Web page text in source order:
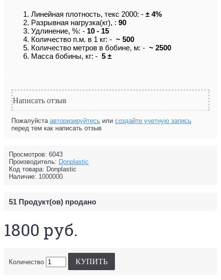
Линейная плотность, текс 2000: - ± 4%
Разрывная нагрузка(кг), : 90
Удлинение, %: - 10 - 15
Количество п.м. в 1 кг: - ~ 500
Количество метров в бобине, м: - ~ 2500
Масса бобины, кг: - 5 ±
Написать отзыв
Пожалуйста авторизируйтесь или создайте учетную запись
перед тем как написать отзыв
Просмотров: 6043
Производитель: Donplastic
Код товара: Donplastic
Наличие: 1000000
51 Продукт(ов) продано
1800 руб.
Количество КУПИТЬ